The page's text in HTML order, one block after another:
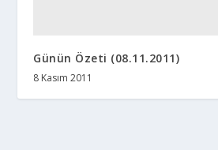
Günün Özeti (08.11.2011)
8 Kasım 2011